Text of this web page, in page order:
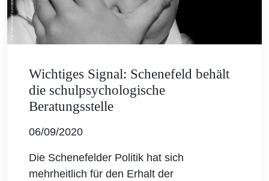
Wichtiges Signal: Schenefeld behält
die schulpsychologische
Beratungsstelle
06/09/2020
Die Schenefelder Politik hat sich
mehrheitlich für den Erhalt der